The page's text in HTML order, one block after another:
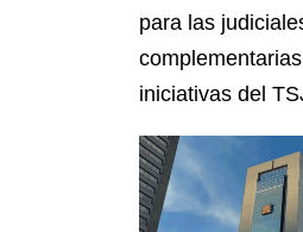
para las
iniciativas del